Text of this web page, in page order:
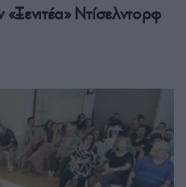
«Ξενιτέα» Ντίσελντορφ